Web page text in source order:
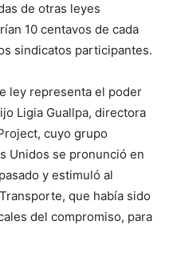
de otras leyes
10 centavos de cada
sindicatos participantes.
ley representa el poder
Ligia Guallpa, directora
cuyo grupo
Unidos se pronunció en
y estimuló al
que había sido
del compromiso, para